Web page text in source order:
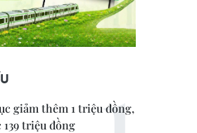
giảm thêm 1 triệu đồng,
139 triệu đồng